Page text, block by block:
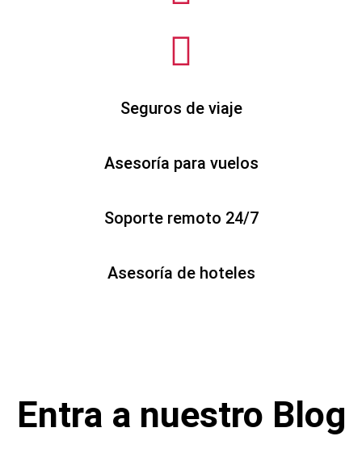
Seguros de viaje
Asesoría para vuelos
Soporte remoto 24/7
Asesoría de hoteles
Entra a nuestro Blog